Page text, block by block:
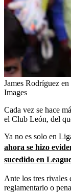
James Rodríguez
Images
Cada vez se hace
el Club León, del
Ya no es solo en
ahora se hizo
sucedido en
Ante los tres rivales
reglamentario o